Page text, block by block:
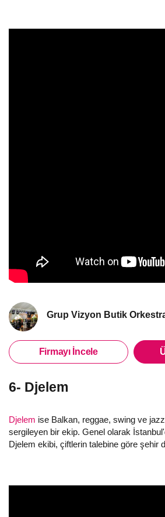
Grup Vizyon Butik
Firmayı İncele
6- Djelem
Djelem ise Balkan, reggae, swing ve
sergileyen bir ekip. Genel olarak
Djelem ekibi, çiftlerin talebine göre şehir